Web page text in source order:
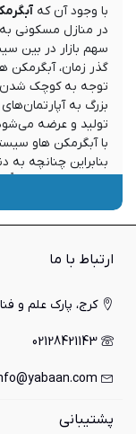
با وجود آن که
در منازل مسکونی به
سهم بازار در بین
گذر زمان، آبگرمکن
توجه به کوچک شدن
بزرگ به
تولید و عرضه
با آبگرمکن هاو
بنابراین چنانچه به
دستگاه را دارید،
قیمت
دهیم، باید بگوییم
راحتی نیازهای خود
مدل‌های این دستگاه
مهم‌ترین تفاوتی که
ارتباط با ما
کرج، پارک علم و
02128421143
پشتیبانی